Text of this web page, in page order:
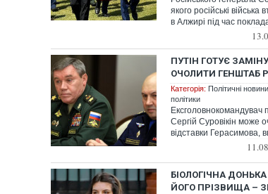
якого російські
в Алжирі під час
ПУТІН ГОТУЄ
ОЧОЛИТИ ГЕНШТАБ
Категорія: Політичні
політики
Ексголовнокомандувач
Сергій Суровікін може
відставки Герасимова,
БІОЛОГІЧНА
ЙОГО ПРІЗВИЩА –